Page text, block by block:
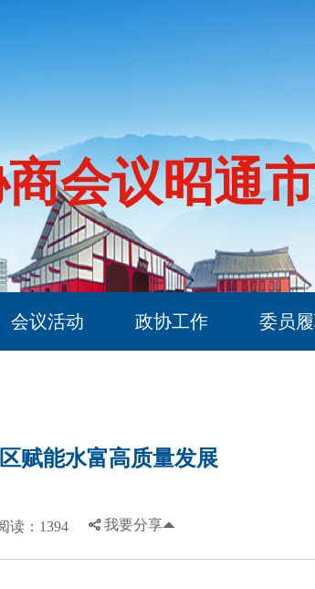
会议昭通
会议活动 政协工作 委员
赋能水富高质量发展
读：1394 我要分享